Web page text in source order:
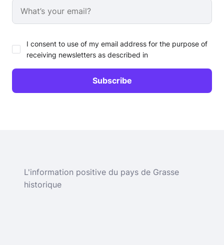
I consent to use of my email address for the purpose of
receiving newsletters as described in
L'information positive du pays de Grasse
historique